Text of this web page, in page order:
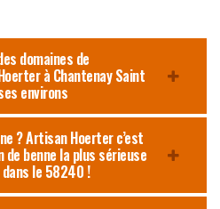
domaines de
à Chantenay Saint
environs
? Artisan Hoerter c’est
benne la plus sérieuse
le 58240 !